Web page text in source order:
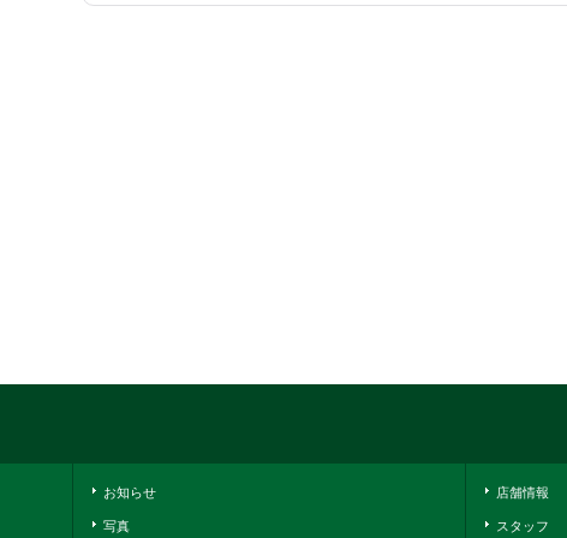
お知らせ
写真
店舗情報
スタッフ